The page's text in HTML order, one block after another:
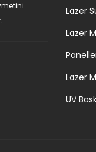
Lazer
Lazer
Lazer
UV